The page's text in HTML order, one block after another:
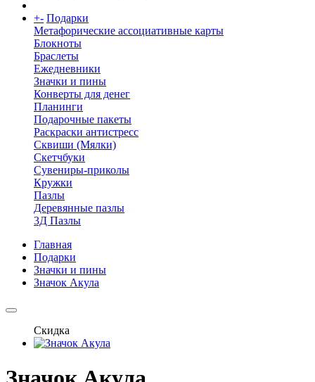
+- Подарки
Метафорические ассоциативные карты
Блокноты
Браслеты
Ежедневники
Значки и пины
Конверты для денег
Планинги
Подарочные пакеты
Раскраски антистресс
Сквиши (Мялки)
Скетчбуки
Сувениры-приколы
Кружки
Пазлы
Деревянные пазлы
3Д Пазлы
Главная
Подарки
Значки и пины
Значок Акула
Скидка